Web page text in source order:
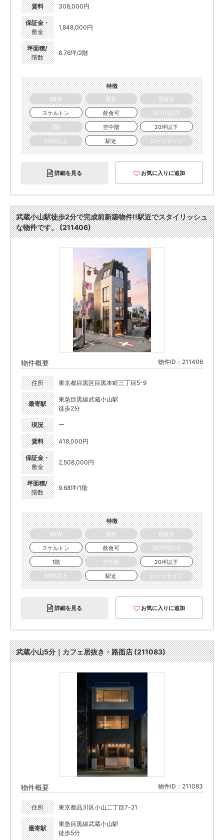
賃料 308,000円
保証金・
敷金
1,848,000円
坪面積/
階数
8.76坪/2階
特徴
NEW
更新
居抜き
スケルトン
飲食可
30万円以下
1階
空中階
20坪以下
50坪以上
駅近 ロードサイド
詳細を見る お気に入りに追加
武蔵小山駅徒歩2分で完成前新築物件!!駅近でスタイリッシュ
な物件です。 (211406)
物件概要 物件ID：211406
住所 東京都目黒区目黒本町三丁目5-9
最寄駅
東急目黒線武蔵小山駅
徒歩2分
現況 ー
賃料 418,000円
保証金・
敷金
2,508,000円
坪面積/
階数
9.68坪/1階
特徴
NEW
更新
居抜き
スケルトン
飲食可
30万円以下
1階
空中階
20坪以下
50坪以上
駅近 ロードサイド
詳細を見る お気に入りに追加
武蔵小山5分｜カフェ居抜き・路面店 (211083)
物件概要 物件ID：211083
住所 東京都品川区小山二丁目7-21
最寄駅
東急目黒線武蔵小山駅
徒歩5分